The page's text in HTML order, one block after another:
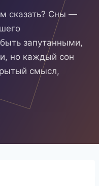
сказать? Сны —
запутанными,
но каждый сон
смысл,